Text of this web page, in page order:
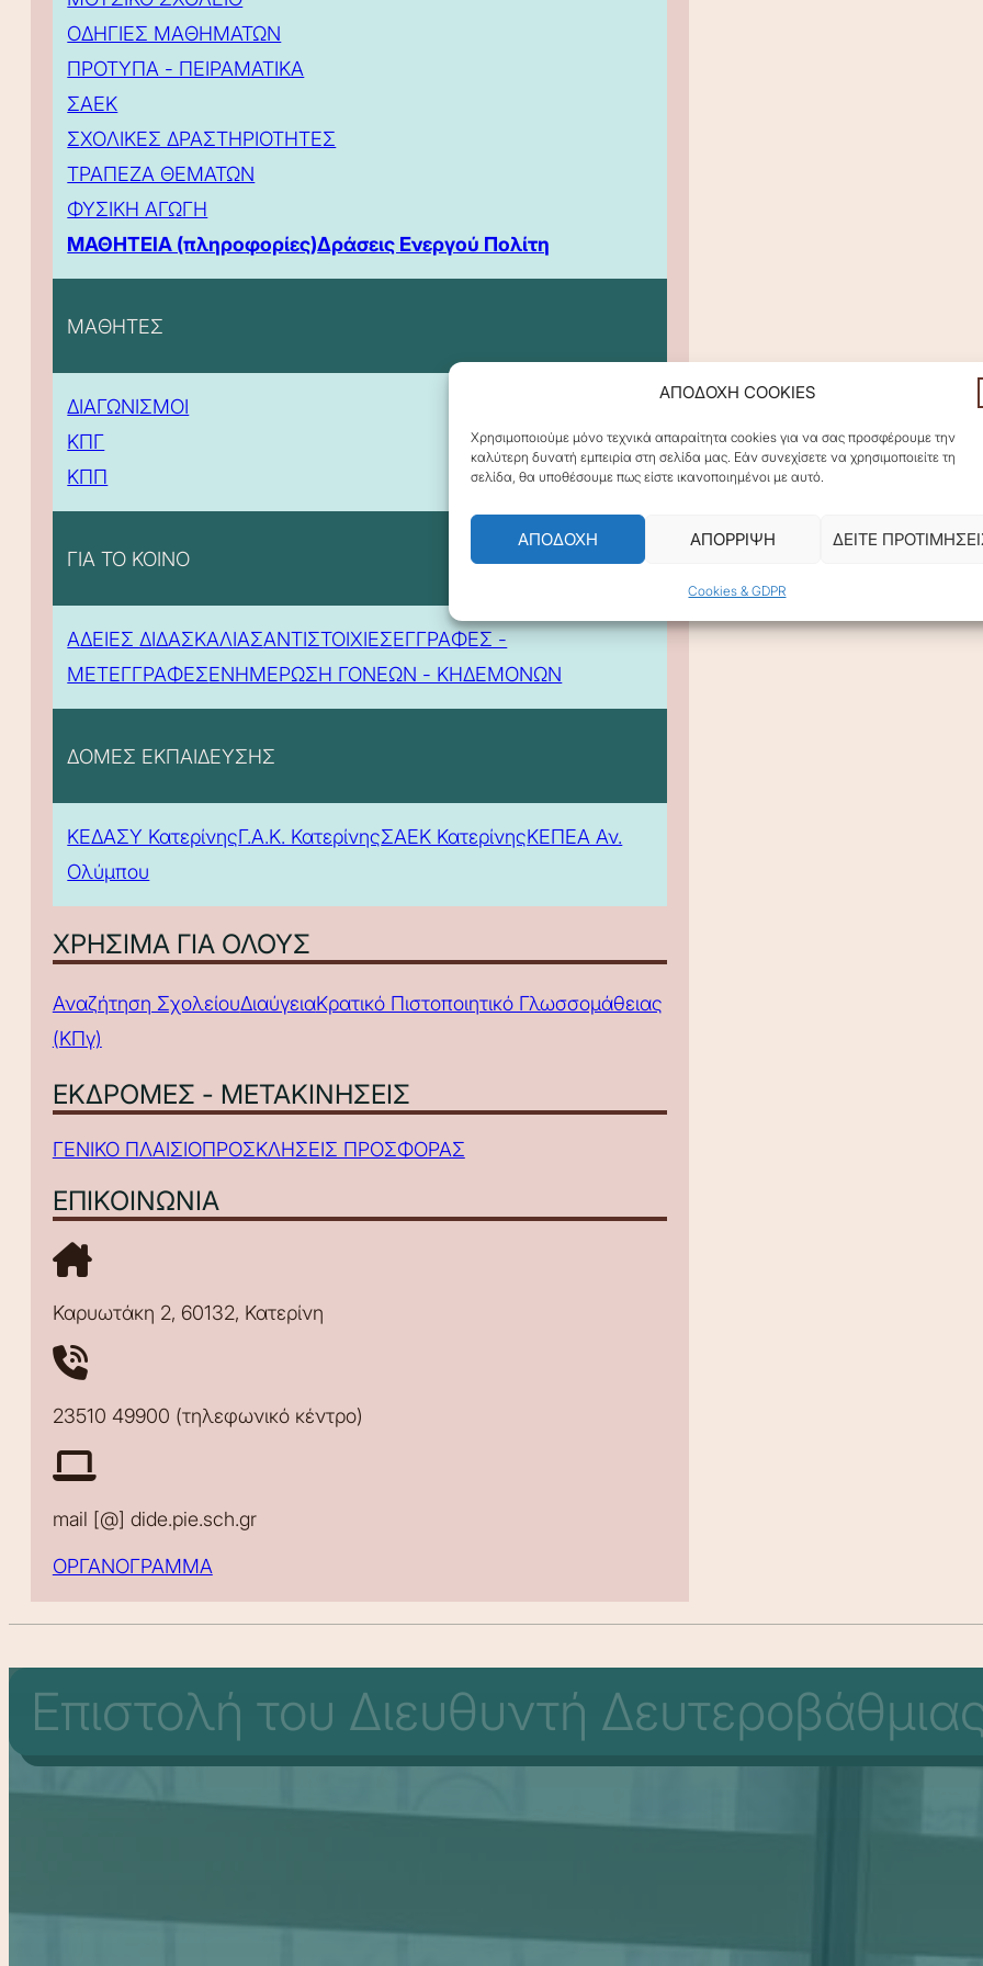
ΑΠΟΔΟΧΗ COOKIES
Χρησιμοποιούμε μόνο τεχνικά απαραίτητα cookies για να σας προσφέρουμε την
καλύτερη δυνατή εμπειρία στη σελίδα μας. Εάν συνεχίσετε να χρησιμοποιείτε τη
σελίδα, θα υποθέσουμε πως είστε ικανοποιημένοι με αυτό.
ΑΠΟΔΟΧΗ ΑΠΟΡΡΙΨΗ ΔΕΙΤΕ
Cookies & GDPR
ΟΔΗΓΙΕΣ ΜΑΘΗΜΑΤΩΝ
ΠΡΟΤΥΠΑ - ΠΕΙΡΑΜΑΤΙΚΑ
ΣΑΕΚ
ΣΧΟΛΙΚΕΣ ΔΡΑΣΤΗΡΙΟΤΗΤΕΣ
ΤΡΑΠΕΖΑ ΘΕΜΑΤΩΝ
ΦΥΣΙΚΗ ΑΓΩΓΗ
ΜΑΘΗΤΕΙΑ (πληροφορίες)Δράσεις Ενεργού Πολίτη
ΜΑΘΗΤΕΣ
ΔΙΑΓΩΝΙΣΜΟΙ
ΚΠΓ
ΚΠΠ
ΓΙΑ ΤΟ ΚΟΙΝΟ
ΑΔΕΙΕΣ ΔΙΔΑΣΚΑΛΙΑΣΑΝΤΙΣΤΟΙΧΙΕΣΕΓΓΡΑΦΕΣ -
ΜΕΤΕΓΓΡΑΦΕΣΕΝΗΜΕΡΩΣΗ ΓΟΝΕΩΝ - ΚΗΔΕΜΟΝΩΝ
ΔΟΜΕΣ ΕΚΠΑΙΔΕΥΣΗΣ
ΚΕΔΑΣΥ ΚατερίνηςΓ.Α.Κ. ΚατερίνηςΣΑΕΚ ΚατερίνηςΚΕΠΕΑ Αν.
Ολύμπου
ΧΡΗΣΙΜΑ ΓΙΑ ΟΛΟΥΣ
Αναζήτηση ΣχολείουΔιαύγειαΚρατικό Πιστοποιητικό Γλωσσομάθειας
(ΚΠγ)
ΕΚΔΡΟΜΕΣ - ΜΕΤΑΚΙΝΗΣΕΙΣ
ΓΕΝΙΚΟ ΠΛΑΙΣΙΟΠΡΟΣΚΛΗΣΕΙΣ ΠΡΟΣΦΟΡΑΣ
ΕΠΙΚΟΙΝΩΝΙΑ
Καρυωτάκη 2, 60132, Κατερίνη
23510 49900 (τηλεφωνικό κέντρο)
mail [@] dide.pie.sch.gr
ΟΡΓΑΝΟΓΡΑΜΜΑ
Επιστολή του Διευθυντή